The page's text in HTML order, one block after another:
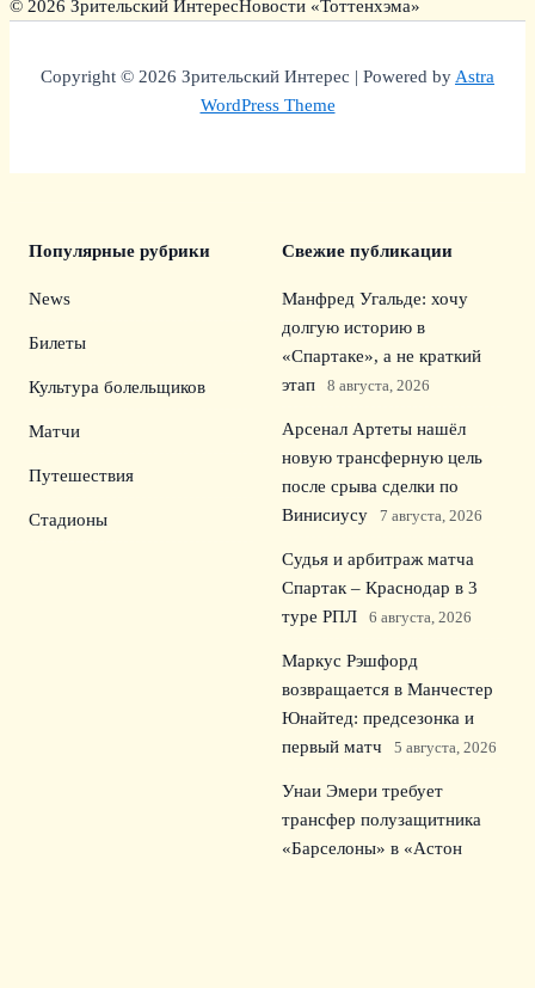
© 2026 Зрительский ИнтересНовости «Тоттенхэма»
Copyright © 2026 Зрительский Интерес | Powered byAstra
WordPress Theme
Популярные рубрики
News
Билеты
Культура болельщиков
Матчи
Путешествия
Стадионы
Свежие публикации
Манфред Угальде: хочу
долгую историю в
«Спартаке», а не краткий
этап
8 августа, 2026
Арсенал Артеты нашёл
новую трансферную цель
после срыва сделки по
Винисиусу
7 августа, 2026
Судья и арбитраж матча
Спартак – Краснодар в 3
туре РПЛ
6 августа, 2026
Маркус Рэшфорд
возвращается в Манчестер
Юнайтед: предсезонка и
первый матч
5 августа, 2026
Унаи Эмери требует
трансфер полузащитника
«Барселоны» в «Астон